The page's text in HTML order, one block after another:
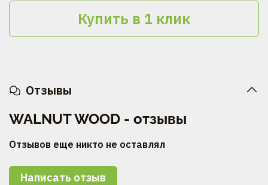
Купить в 1 клик
Отзывы
WALNUT WOOD - отзывы
Отзывов еще никто не оставлял
Написать отзыв